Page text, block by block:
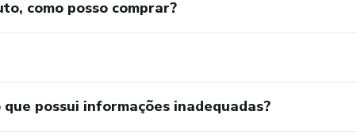
como posso comprar?
possui informações inadequadas?